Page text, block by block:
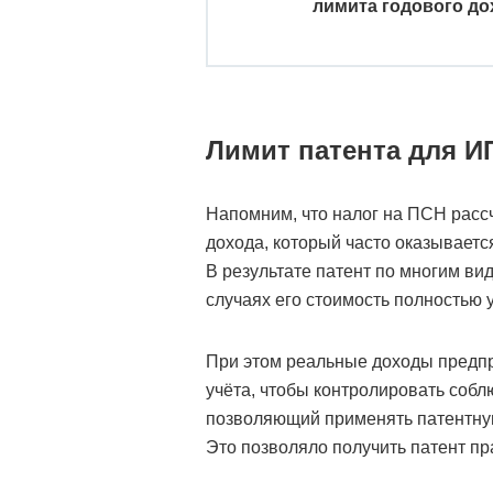
лимита годового
Лимит патента для
Напомним, что налог на ПСН
дохода, который часто
В результате патент по многим
случаях его стоимость
При этом реальные доходы
учёта, чтобы контролировать
позволяющий применять
Это позволяло получить патент